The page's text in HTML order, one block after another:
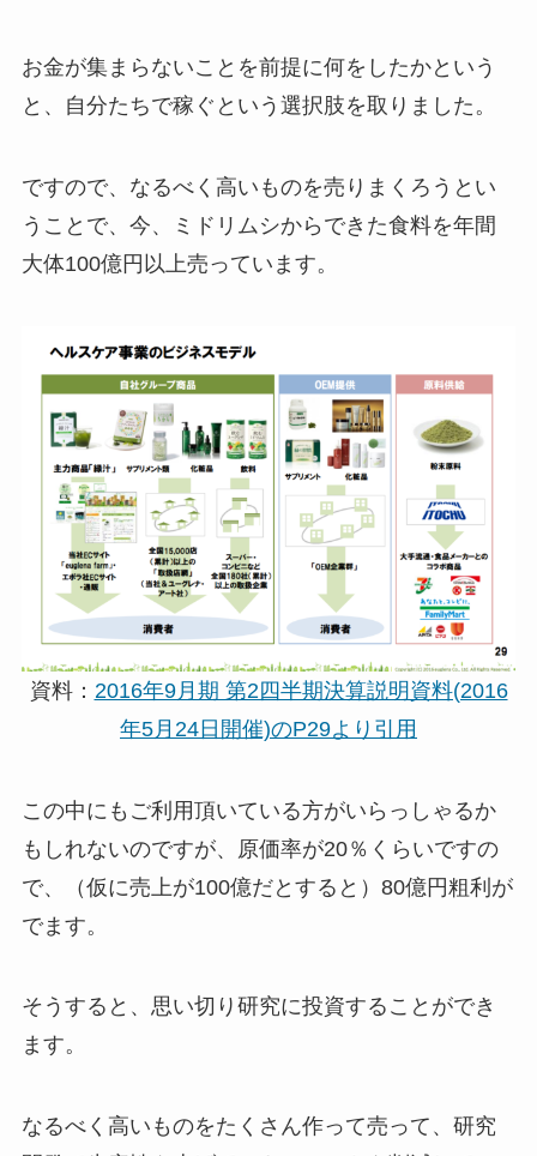
お金が集まらないことを前提に何をしたかという
と、自分たちで稼ぐという選択肢を取りました。
ですので、なるべく高いものを売りまくろうとい
うことで、今、ミドリムシからできた食料を年間
大体100億円以上売っています。
資料： 2016年9月期 第2四半期決算説明資料(2016
年5月24日開催)のP29より引用
この中にもご利用頂いている方がいらっしゃるか
もしれないのですが、原価率が20％くらいですの
で、（仮に売上が100億だとすると）80億円粗利が
でます。
そうすると、思い切り研究に投資することができ
ます。
なるべく高いものをたくさん作って売って、研究